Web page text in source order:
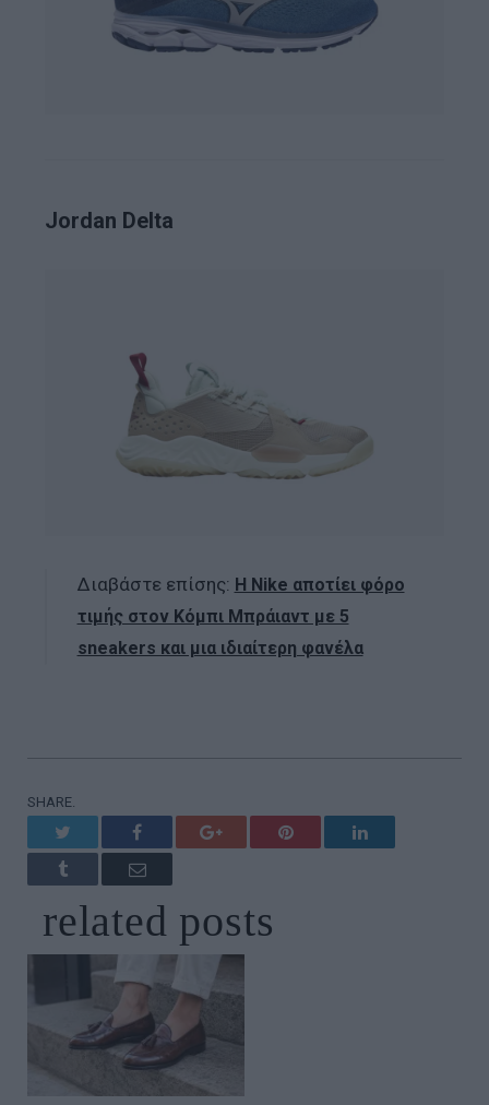
Jordan Delta
Διαβάστε επίσης: Η Nike αποτίει φόρο
τιμής στον Κόμπι Μπράιαντ με 5
sneakers και μια ιδιαίτερη φανέλα
SHARE.
Facebook Google+ Pinterest LinkedIn
Tumblr Email
related posts